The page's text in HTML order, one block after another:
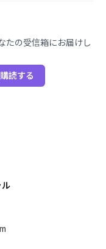
たの受信箱にお届けし
購読する
ル